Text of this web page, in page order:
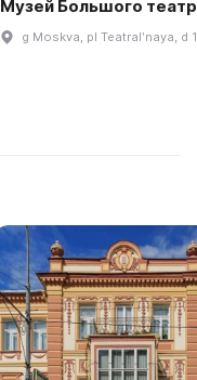
Музей Большого
g Moskva, pl Teatralʹnaya, d 1